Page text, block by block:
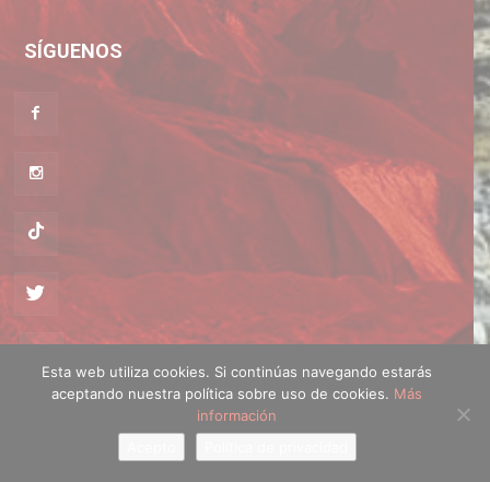
SÍGUENOS
Política de cookies·Política de privacidad
© montanayesqui.com - Diseño webArtimedia
Esta web utiliza cookies. Si continúas navegando estarás
aceptando nuestra política sobre uso de cookies. Más
información